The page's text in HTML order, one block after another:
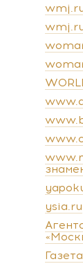
ysia.ru